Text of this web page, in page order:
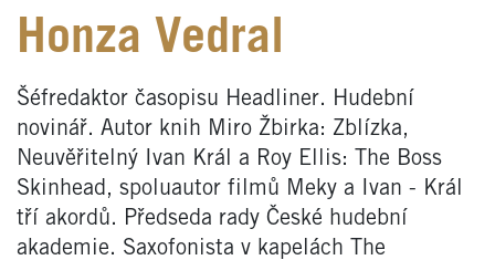
Honza Vedral
Šéfredaktor časopisu Headliner. Hudební
novinář. Autor knih Miro Žbirka: Zblízka,
Neuvěřitelný Ivan Král a Roy Ellis: The Boss
Skinhead, spoluautor filmů Meky a Ivan - Král
tří akordů. Předseda rady České hudební
akademie. Saxofonista v kapelách The